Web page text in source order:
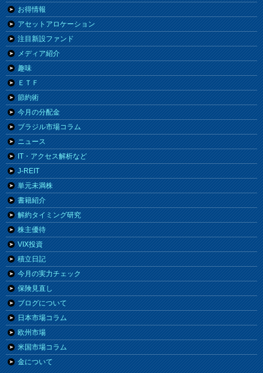
お得情報
アセットアロケーション
注目新設ファンド
メディア紹介
趣味
ＥＴＦ
節約術
今月の分配金
ブラジル市場コラム
ニュース
IT・アクセス解析など
J-REIT
単元未満株
書籍紹介
解約タイミング研究
株主優待
VIX投資
積立日記
今月の実力チェック
保険見直し
ブログについて
日本市場コラム
欧州市場
米国市場コラム
金について